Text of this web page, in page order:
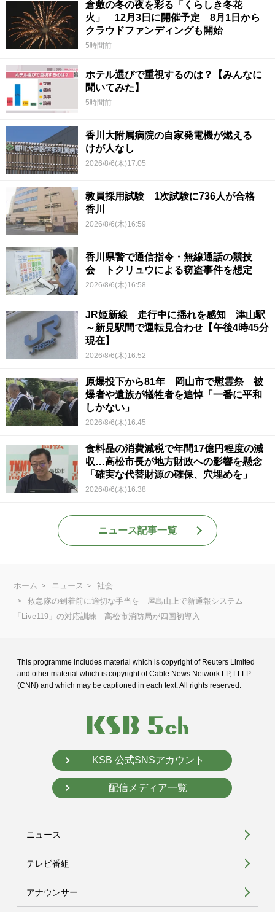
倉敷の冬の夜を彩る「くらしき冬花
火」 12月3日に開催予定 8月1日から
クラウドファンディングも開始
5時間前
ホテル選びで重視するのは？【みんなに
聞いてみた】
5時間前
香川大附属病院の自家発電機が燃える
けが人なし
2026/8/6(木)17:05
教員採用試験 1次試験に736人が合格
香川
2026/8/6(木)16:59
香川県警で通信指令・無線通話の競技
会 トクリュウによる窃盗事件を想定
2026/8/6(木)16:58
JR姫新線 走行中に揺れを感知 津山駅
～新見駅間で運転見合わせ【午後4時45分
現在】
2026/8/6(木)16:52
原爆投下から81年 岡山市で慰霊祭 被
爆者や遺族が犠牲者を追悼「一番に平和
しかない」
2026/8/6(木)16:45
食料品の消費減税で年間17億円程度の減
収…高松市長が地方財政への影響を懸念
「確実な代替財源の確保、穴埋めを」
2026/8/6(木)16:38
ニュース記事一覧
ホーム ニュース
社会
救急隊の到着前に適切な手当を 屋島山上で新通報システム
「Live119」の対応訓練 高松市消防局が四国初導入
This programme includes material which is copyright of Reuters Limited
and other material which is copyright of Cable News Network LP, LLLP
(CNN) and which may be captioned in each text. All rights reserved.
KSB 公式SNSアカウント
配信メディア一覧
ニュース
テレビ番組
アナウンサー